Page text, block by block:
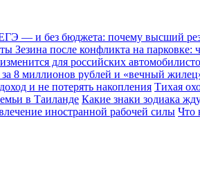
— и без бюджета: почему высший
Зезина после конфликта на парковке:
для российских
8 миллионов рублей и «вечный
и не потерять накопления Тихая
в Таиланде Какие знаки зодиака
иностранной рабочей силы Что